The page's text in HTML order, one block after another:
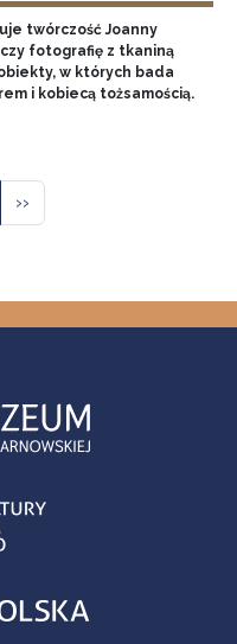
twórczość Joanny
fotografię z tkaniną
w których bada
i kobiecą tożsamością.
Następna strona
››